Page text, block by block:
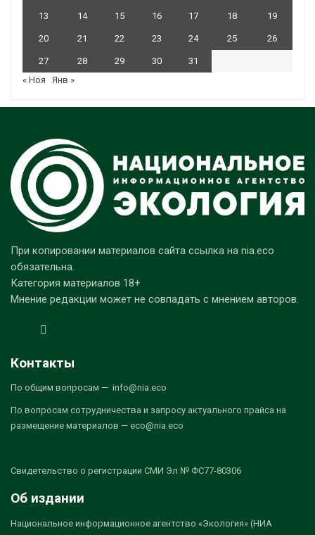
13 14 15 16 17 18 19
20 21 22 23 24 25 26
27 28 29 30
31
« Ноя
Янв »
При копировании материалов сайта ссылка на nia.eco
обязательна.
Категория материалов 18+
Мнение редакции может не совпадать с мнением авторов.
Контакты
По общим вопросам — info@nia.eco
По вопросам сотрудничества и запросу актуального прайса на
размещение материалов — eco@nia.eco
Свидетельство о регистрации СМИ Эл № ФС77-80306
Об издании
Национальное информационное агентство «Экология» (НИА